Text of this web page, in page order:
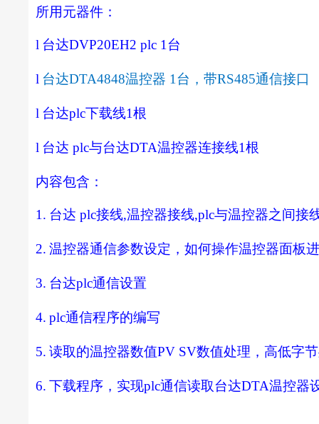
所用元器件：
l 台达DVP20EH2 plc 1 台
l 台达DTA4848温控器 1 台，带RS485通信接口
l 台达plc下载线1根
l 台达 plc与台达DTA温控器连接线1根
内容包含：
1. 台达 plc接线,温控器接线,plc与温控器之间接
2. 温控器通信参数设定，如何操作温控器面板
3. 台达plc通信设置
4. plc通信程序的编写
5. 读取的温控器数值PV SV数值处理，高低字
6. 下载程序，实现plc通信读取台达DTA温控器